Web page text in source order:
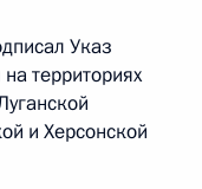
Указ
территориях
и Херсонской